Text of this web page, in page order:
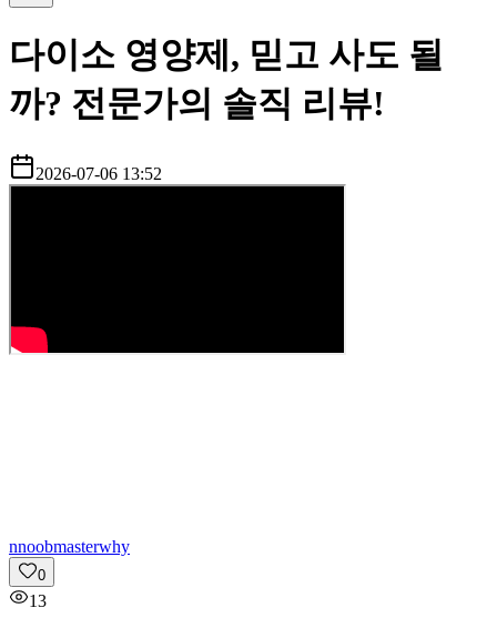
다이소 영양제, 믿고 사도 될
까? 전문가의 솔직 리뷰!
2026-07-06 13:52
nnoobmasterwhy
0
13